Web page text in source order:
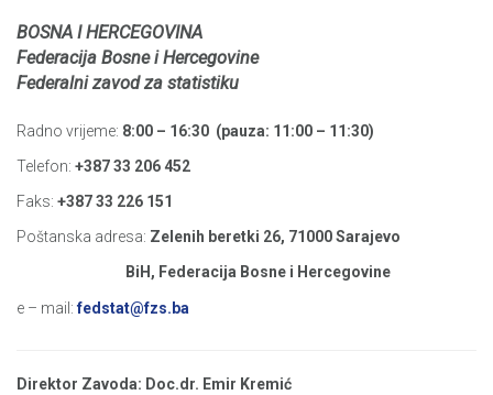
BOSNA I HERCEGOVINA
Federacija Bosne i Hercegovine
Federalni zavod za statistiku
Radno vrijeme: 8:00 – 16:30 (pauza: 11:00 – 11:30)
Telefon: +387 33 206 452
Faks: +387 33 226 151
Poštanska adresa: Zelenih beretki 26, 71000 Sarajevo
BiH, Federacija Bosne i Hercegovine
e – mail:fedstat@fzs.ba
Direktor Zavoda: Doc.dr. Emir Kremić